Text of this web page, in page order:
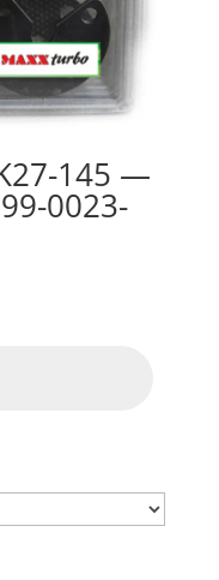
145 —
0023-